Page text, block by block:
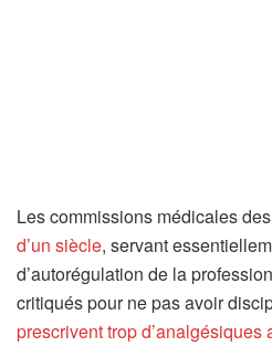
Les commissions médicales
d’un siècle, servant
d’autorégulation de la
critiqués pour ne pas avoir
prescrivent trop